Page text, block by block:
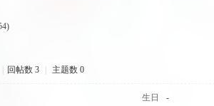
回帖数 3 主题数 0
生日 -